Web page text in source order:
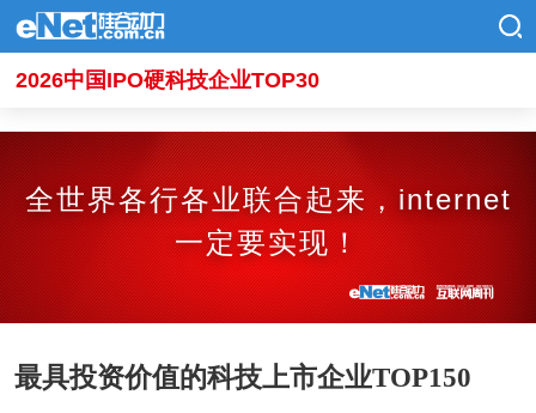
2026中国IPO硬科技企业TOP30
全世界各行各业联合起来，internet
一定要实现！
最具投资价值的科技上市企业TOP150